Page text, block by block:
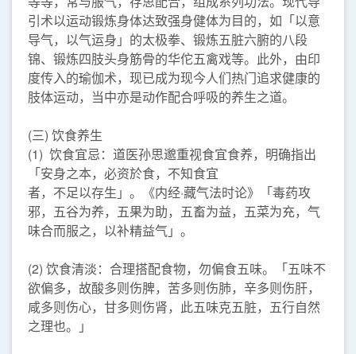
引术以运动锻炼身体达致强身健体为目的，如「以意
导气，以气运身」的太极拳、锻炼五脏六腑的八段
锦、锻炼四肢头身筋骨的华佗五禽戏等。此外，由印
度传入的瑜伽术，现已成为现今人们热门追求健康的
肢体运动，当中亦是动作配合呼吸的养生之道。
(三) 饮食养生
(1) 饮食宜忌：道医孙思邈重视食宜食养，明确指出
「安身之本，必资於食，不知食宜
者，不足以存生」。《内经·藏气法时论》「毒药攻
邪，五谷为养，五果为助，五畜为益，五菜为充，气
味合而服之，以补精益气」。
(2) 饮食清淡：合理搭配食物，勿偏食五味。「五味不
欲偏多，故酸多则伤脾，苦多则伤肺，辛多则伤肝，
咸多则伤心，甘多则伤肾，此五味克五脏，五行自然
之理也。」